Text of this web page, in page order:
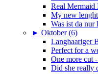
Real Mermaid
My new lenght
Was ist da nur
► Oktober (6)
Langhaariger
Perfect for a
One more cut
Did she really